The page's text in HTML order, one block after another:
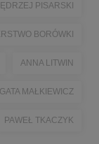
PISARSKI
BORÓWKI
ANNA LITWIN
MAŁKIEWICZ
PAWEŁ TKACZYK